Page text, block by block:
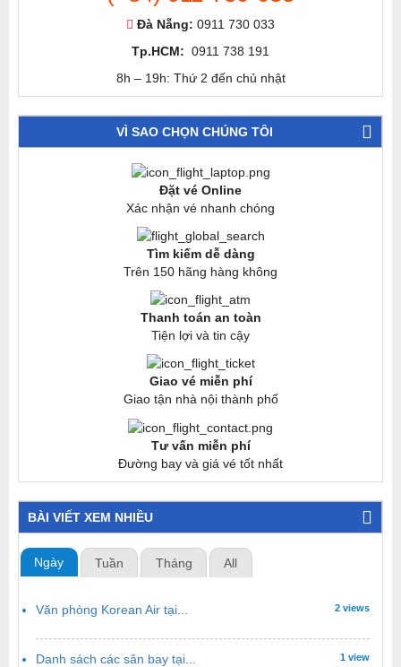
Đà Nẵng: 0911 730 033
Tp.HCM: 0911 738 191
8h – 19h: Thứ 2 đến chủ nhật
VÌ SAO CHỌN CHÚNG TÔI
Đặt vé Online
Xác nhận vé nhanh chóng
Tìm kiếm dễ dàng
Trên 150 hãng hàng không
Thanh toán an toàn
Tiện lợi và tin cậy
Giao vé miễn phí
Giao tận nhà nội thành phố
Tư vấn miễn phí
Đường bay và giá vé tốt nhất
BÀI VIẾT XEM NHIỀU
Ngày Tuần Tháng All
Văn phòng Korean Air tại... 2 views
Danh sách các sân bay tại... 1 view